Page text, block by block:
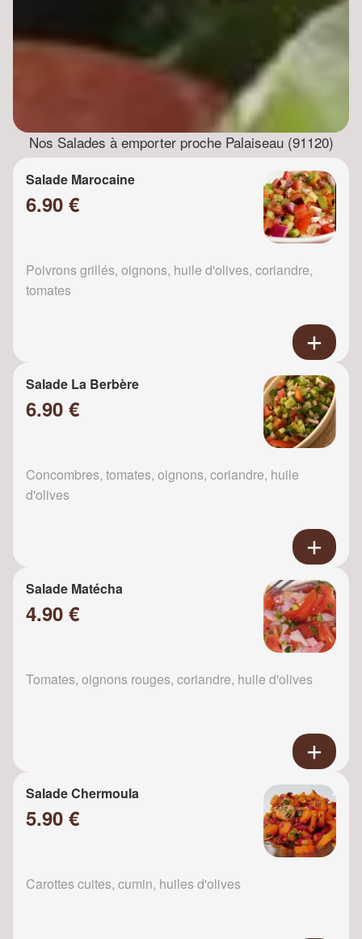
Nos Salades à emporter proche Palaiseau (91120)
Salade Marocaine
6.90 €
Poivrons grillés, oignons, huile d'olives, coriandre,
tomates
Salade La Berbère
6.90 €
Concombres, tomates, oignons, coriandre, huile
d'olives
Salade Matécha
4.90 €
Tomates, oignons rouges, coriandre, huile d'olives
Salade Chermoula
5.90 €
Carottes cuites, cumin, huiles d'olives